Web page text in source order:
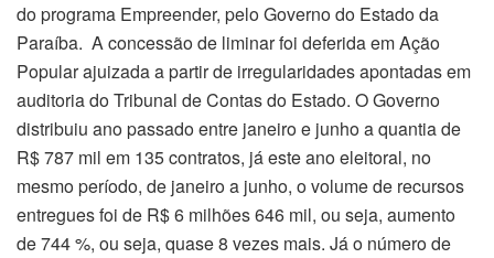
do programa Empreender, pelo Governo do Estado da
Paraíba. A concessão de liminar foi deferida em Ação
Popular ajuizada a partir de irregularidades apontadas em
auditoria do Tribunal de Contas do Estado. O Governo
distribuiu ano passado entre janeiro e junho a quantia de
R$ 787 mil em 135 contratos, já este ano eleitoral, no
mesmo período, de janeiro a junho, o volume de recursos
entregues foi de R$ 6 milhões 646 mil, ou seja, aumento
de 744 %, ou seja, quase 8 vezes mais. Já o número de